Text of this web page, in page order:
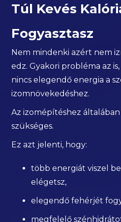
Túl Kevés
Fogyasztasz
Nem mindenki azért nem
edz. Gyakori probléma az
nincs elegendő energia a
izomnövekedéshez.
Az izomépítéshez
szükséges.
Ez azt jelenti, hogy:
több energiát viszel
elégetsz,
elegendő fehérjét
megfelelő